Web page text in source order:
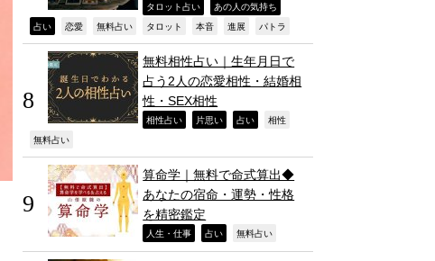
タロット占い あの人の気持ち
占い 恋愛 無料占い タロット 本音 進展 パトラ
無料相性占い｜生年月日で
占う2人の恋愛相性・結婚相
性・SEX相性
相性占い 片思い 占い 相性
無料占い
算命学｜無料で命式算出◆
あなたの宿命・運勢・性格
を精密鑑定
人生・仕事 占い 無料占い